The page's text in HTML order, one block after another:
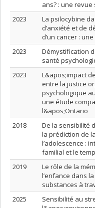
ans? : une
2023
La psilocybine
d’anxiété et de
d’un cancer :
2023
Démystification
santé
2023
L&apos;impact
entre la justice
psychologique
une étude
l&apos;Ontario
2018
De la sensibilité
la prédiction de
l’adolescence :
familial et le
2019
Le rôle de la
l’enfance dans
substances à
2025
Sensibilité au